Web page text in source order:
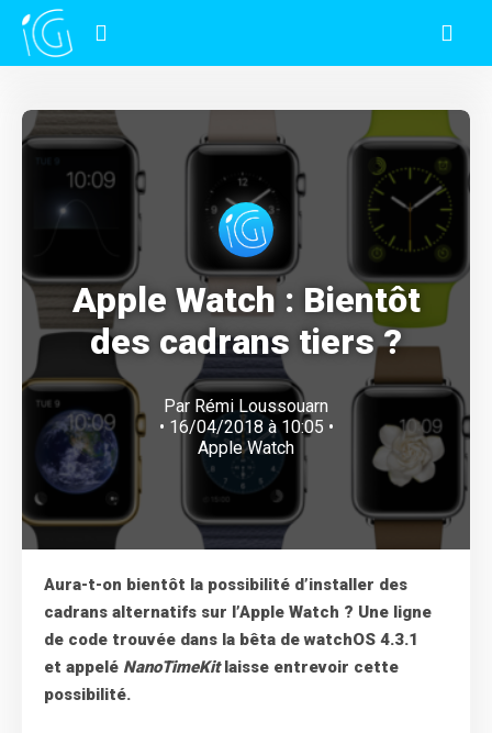
Apple Watch : Bientôt
des cadrans tiers ?
Par Rémi Loussouarn
• 16/04/2018 à 10:05 •
Apple Watch
Aura-t-on bientôt la possibilité d’installer des
cadrans alternatifs sur l’Apple Watch ? Une ligne
de code trouvée dans la bêta de watchOS 4.3.1
et appelé NanoTimeKitlaisse entrevoir cette
possibilité.